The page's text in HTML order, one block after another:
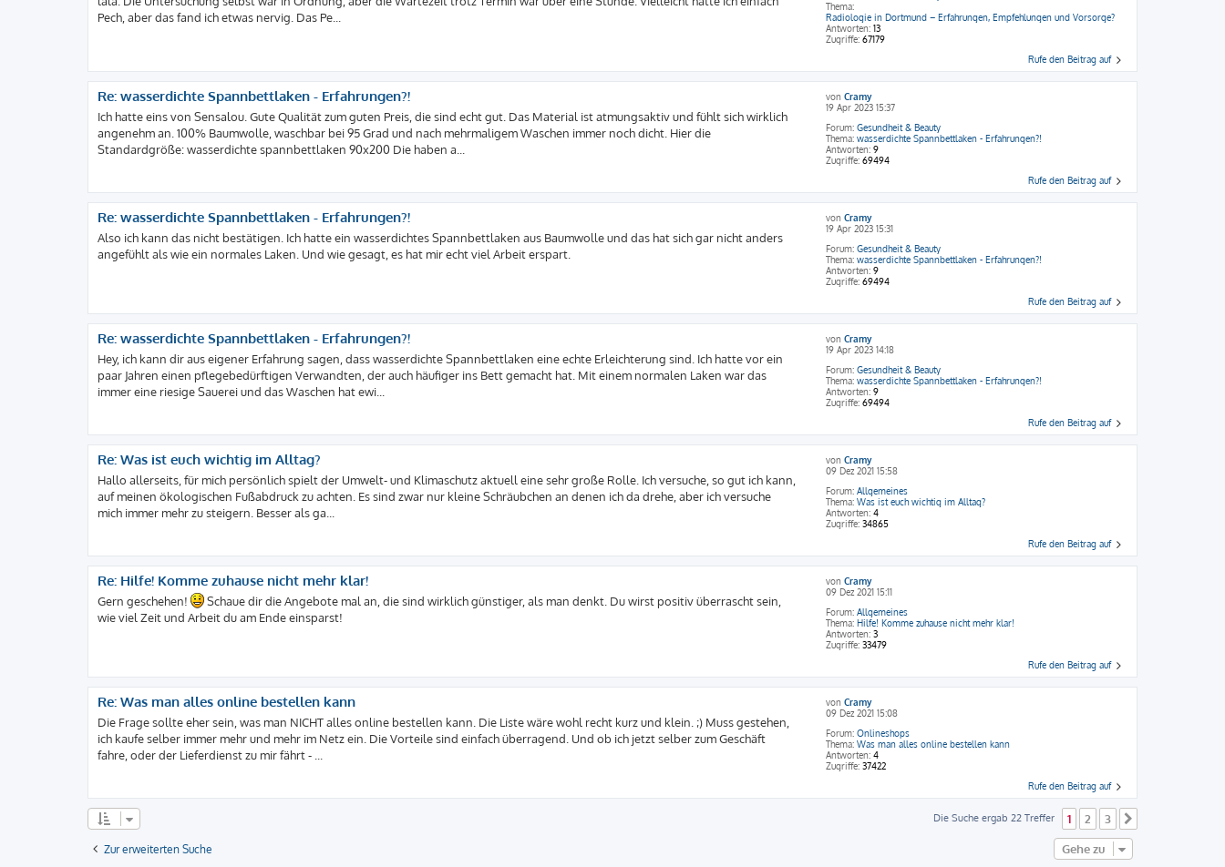
Thema:
Radiologie in Dortmund – Erfahrungen, Empfehlungen und Vorsorge?
Antworten: 13
Zugriffe: 67179
Pech, aber das fand ich etwas nervig. Das Pe...
Rufe den Beitrag auf
von Cramy
19 Apr 2023 15:37
Forum: Gesundheit & Beauty
Thema: wasserdichte Spannbettlaken - Erfahrungen?!
Antworten: 9
Zugriffe: 69494
Re: wasserdichte Spannbettlaken - Erfahrungen?!
Ich hatte eins von Sensalou. Gute Qualität zum guten Preis, die sind echt gut. Das Material ist atmungsaktiv und fühlt sich wirklich
angenehm an. 100% Baumwolle, waschbar bei 95 Grad und nach mehrmaligem Waschen immer noch dicht. Hier die
Standardgröße: wasserdichte spannbettlaken 90x200 Die haben a...
Rufe den Beitrag auf
von Cramy
19 Apr 2023 15:31
Forum: Gesundheit & Beauty
Thema: wasserdichte Spannbettlaken - Erfahrungen?!
Antworten: 9
Zugriffe: 69494
Re: wasserdichte Spannbettlaken - Erfahrungen?!
Also ich kann das nicht bestätigen. Ich hatte ein wasserdichtes Spannbettlaken aus Baumwolle und das hat sich gar nicht anders
angefühlt als wie ein normales Laken. Und wie gesagt, es hat mir echt viel Arbeit erspart.
Rufe den Beitrag auf
von Cramy
19 Apr 2023 14:18
Forum: Gesundheit & Beauty
Thema: wasserdichte Spannbettlaken - Erfahrungen?!
Antworten: 9
Zugriffe: 69494
Re: wasserdichte Spannbettlaken - Erfahrungen?!
Hey, ich kann dir aus eigener Erfahrung sagen, dass wasserdichte Spannbettlaken eine echte Erleichterung sind. Ich hatte vor ein
paar Jahren einen pflegebedürftigen Verwandten, der auch häufiger ins Bett gemacht hat. Mit einem normalen Laken war das
immer eine riesige Sauerei und das Waschen hat ewi...
Rufe den Beitrag auf
von Cramy
09 Dez 2021 15:58
Forum: Allgemeines
Thema: Was ist euch wichtig im Alltag?
Antworten: 4
Zugriffe: 34865
Re: Was ist euch wichtig im Alltag?
Hallo allerseits, für mich persönlich spielt der Umwelt- und Klimaschutz aktuell eine sehr große Rolle. Ich versuche, so gut ich kann,
auf meinen ökologischen Fußabdruck zu achten. Es sind zwar nur kleine Schräubchen an denen ich da drehe, aber ich versuche
mich immer mehr zu steigern. Besser als ga...
Rufe den Beitrag auf
von Cramy
09 Dez 2021 15:11
Forum: Allgemeines
Thema: Hilfe! Komme zuhause nicht mehr klar!
Antworten: 3
Zugriffe: 33479
Re: Hilfe! Komme zuhause nicht mehr klar!
Gern geschehen!
Schaue dir die Angebote mal an, die sind wirklich günstiger, als man denkt. Du wirst positiv überrascht sein,
wie viel Zeit und Arbeit du am Ende einsparst!
Rufe den Beitrag auf
von Cramy
09 Dez 2021 15:08
Forum: Onlineshops
Thema: Was man alles online bestellen kann
Antworten: 4
Zugriffe: 37422
Re: Was man alles online bestellen kann
Die Frage sollte eher sein, was man NICHT alles online bestellen kann. Die Liste wäre wohl recht kurz und klein. ;) Muss gestehen,
ich kaufe selber immer mehr und mehr im Netz ein. Die Vorteile sind einfach überragend. Und ob ich jetzt selber zum Geschäft
fahre, oder der Lieferdienst zu mir fährt - ...
Rufe den Beitrag auf
Die Suche ergab 22 Treffer 1 2 3
Zur erweiterten Suche Gehe zu